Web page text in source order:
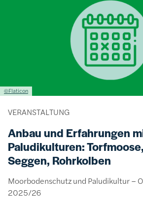
Lizenzinformationen einschließlich Urheberrecht
©Flaticon
VERANSTALTUNG
Anbau und Erfahrungen
Paludikulturen:
Seggen, Rohrkolben
Moorbodenschutz und Paludikultur –
2025/26